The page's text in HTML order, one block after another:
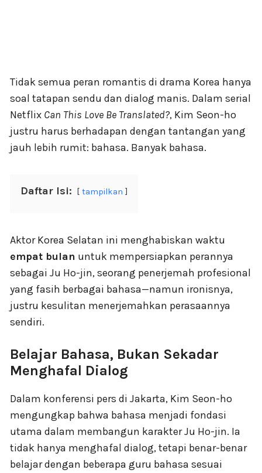
Tidak semua peran romantis di drama Korea hanya
soal tatapan sendu dan dialog manis. Dalam serial
Netflix Can This Love Be Translated?, Kim Seon-ho
justru harus berhadapan dengan tantangan yang
jauh lebih rumit: bahasa. Banyak bahasa.
Daftar Isi: tampilkan
Aktor Korea Selatan ini menghabiskan waktu
empat bulan untuk mempersiapkan perannya
sebagai Ju Ho-jin, seorang penerjemah profesional
yang fasih berbagai bahasa—namun ironisnya,
justru kesulitan menerjemahkan perasaannya
sendiri.
Belajar Bahasa, Bukan Sekadar
Menghafal Dialog
Dalam konferensi pers di Jakarta, Kim Seon-ho
mengungkap bahwa bahasa menjadi fondasi
utama dalam membangun karakter Ju Ho-jin. Ia
tidak hanya menghafal dialog, tetapi benar-benar
belajar dengan beberapa guru bahasa sesuai